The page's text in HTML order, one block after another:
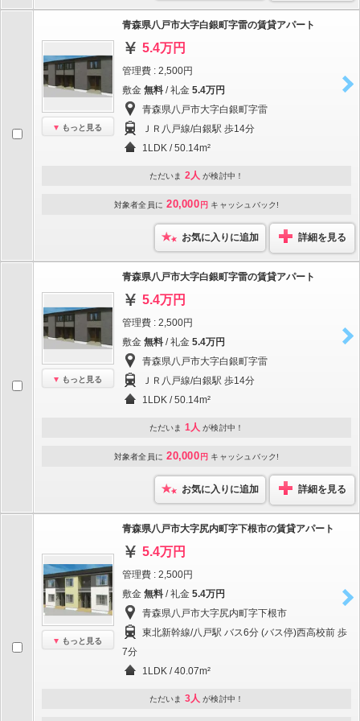
もっと見る
青森県八戸市大字白銀町字雷の賃貸アパート
5.4万円
管理費 : 2,500円
敷金 無料 / 礼金 5.4万円
青森県八戸市大字白銀町字雷
ＪＲ八戸線/白銀駅 歩14分
1LDK / 50.14m²
ただいま 2人 が検討中！
対象者全員に 20,000 円 キャッシュバック!
お気に入りに追加 詳細を見る
もっと見る
青森県八戸市大字白銀町字雷の賃貸アパート
5.4万円
管理費 : 2,500円
敷金 無料 / 礼金 5.4万円
青森県八戸市大字白銀町字雷
ＪＲ八戸線/白銀駅 歩14分
1LDK / 50.14m²
ただいま 1人 が検討中！
対象者全員に 20,000 円 キャッシュバック!
お気に入りに追加 詳細を見る
もっと見る
青森県八戸市大字尻内町字下根市の賃貸アパート
5.4万円
管理費 : 2,500円
敷金 無料 / 礼金 5.4万円
青森県八戸市大字尻内町字下根市
東北新幹線/八戸駅 バス6分 (バス停)西高校前 歩
7分
1LDK / 40.07m²
ただいま 3人 が検討中！